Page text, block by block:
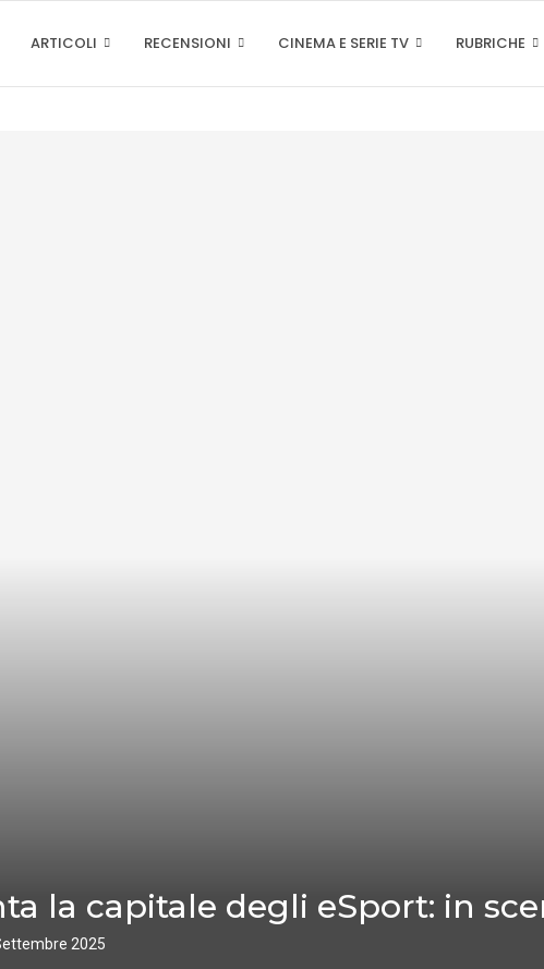
ARTICOLI RECENSIONI CINEMA E SERIE TV RUBRICHE
la capitale degli eSport: in
2025